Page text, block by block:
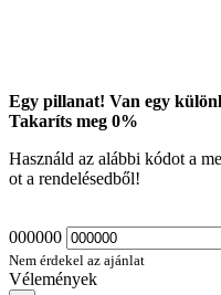
Egy pillanat! Van egy
Takaríts meg 0%
Használd az alábbi kódot a
ot a rendelésedből!
000000
Nem érdekel az ajánlat
Vélemények